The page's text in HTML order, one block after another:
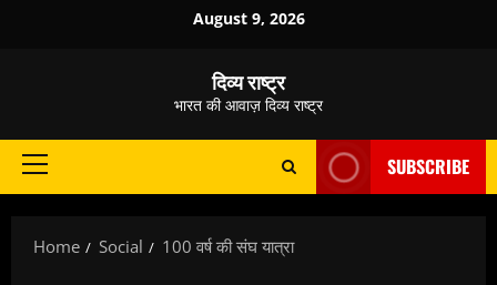
August 9, 2026
दिव्य राष्ट्र
भारत की आवाज़ दिव्य राष्ट्र
Primary
SUBSCRIBE
Home Social 100 वर्ष की संघ यात्रा